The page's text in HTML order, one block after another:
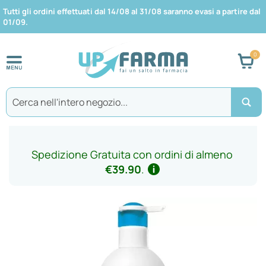
Tutti gli ordini effettuati dal 14/08 al 31/08 saranno evasi a partire dal
01/09.
Spedizione Gratuita con ordini di almeno
€39.90.